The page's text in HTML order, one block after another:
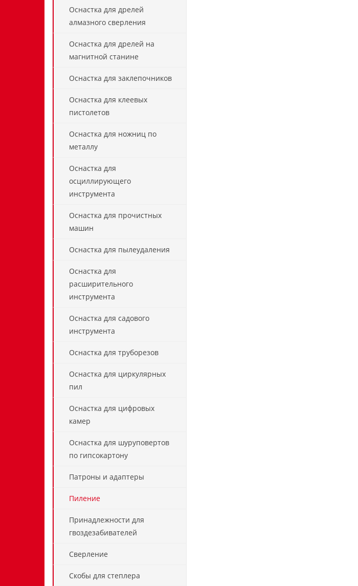
Оснастка для дрелей
алмазного сверления
Оснастка для дрелей на
магнитной станине
Оснастка для заклепочников
Оснастка для клеевых
пистолетов
Оснастка для ножниц по
металлу
Оснастка для
осциллирующего
инструмента
Оснастка для прочистных
машин
Оснастка для пылеудаления
Оснастка для
расширительного
инструмента
Оснастка для садового
инструмента
Оснастка для труборезов
Оснастка для циркулярных
пил
Оснастка для цифровых
камер
Оснастка для шуруповертов
по гипсокартону
Патроны и адаптеры
Пиление
Принадлежности для
гвоздезабивателей
Сверление
Скобы для степлера